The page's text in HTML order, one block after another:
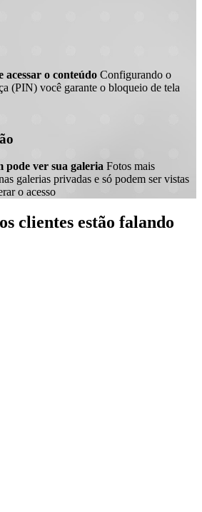
acessar o conteúdo Configurando o
(PIN) você garante o bloqueio de tela
pode ver sua galeria Fotos mais
galerias privadas e só podem ser vistas
o acesso
clientes estão falando